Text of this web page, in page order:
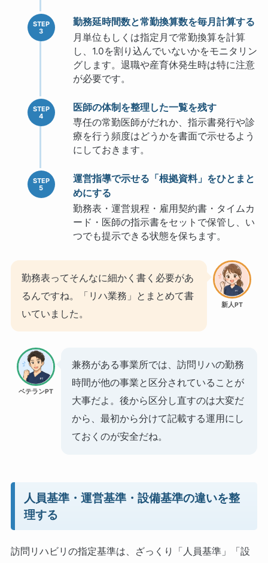
勤務延時間数と常勤換算数を毎月計算する
月単位もしくは指定月で常勤換算を計算
し、1.0を割り込んでいないかをモニタリン
グします。退職や産育休発生時は特に注意
が必要です。
医師の体制を整理した一覧を残す
専任の常勤医師がだれか、指示書発行や診
療を行う頻度はどうかを書面で示せるよう
にしておきます。
運営指導で示せる「根拠資料」をひとまと
めにする
勤務表・運営規程・雇用契約書・タイムカ
ード・医師の指示書をセットで保管し、い
つでも提示できる状態を保ちます。
新人PT
勤務表ってそんなに細かく書く必要があ
るんですね。「リハ業務」とまとめて書
いていました。
ベテランPT
兼務がある事業所では、訪問リハの勤務
時間が他の事業と区分されていることが
大事だよ。後から区分し直すのは大変だ
から、最初から分けて記載する運用にし
ておくのが安全だね。
人員基準・運営基準・設備基準の違いを整
理する
訪問リハビリの指定基準は、ざっくり「人員基準」「設